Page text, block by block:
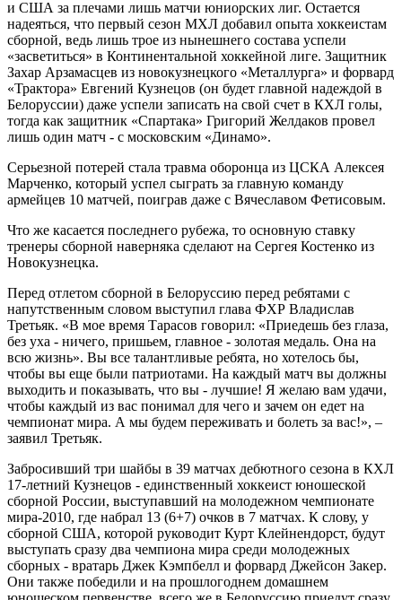
и США за плечами лишь матчи юниорских лиг. Остается
надеяться, что первый сезон МХЛ добавил опыта хоккеистам
сборной, ведь лишь трое из нынешнего состава успели
«засветиться» в Континентальной хоккейной лиге. Защитник
Захар Арзамасцев из новокузнецкого «Металлурга» и форвард
«Трактора» Евгений Кузнецов (он будет главной надеждой в
Белоруссии) даже успели записать на свой счет в КХЛ голы,
тогда как защитник «Спартака» Григорий Желдаков провел
лишь один матч - с московским «Динамо».
Серьезной потерей стала травма оборонца из ЦСКА Алексея
Марченко, который успел сыграть за главную команду
армейцев 10 матчей, поиграв даже с Вячеславом Фетисовым.
Что же касается последнего рубежа, то основную ставку
тренеры сборной наверняка сделают на Сергея Костенко из
Новокузнецка.
Перед отлетом сборной в Белоруссию перед ребятами с
напутственным словом выступил глава ФХР Владислав
Третьяк. «В мое время Тарасов говорил: «Приедешь без глаза,
без уха - ничего, пришьем, главное - золотая медаль. Она на
всю жизнь». Вы все талантливые ребята, но хотелось бы,
чтобы вы еще были патриотами. На каждый матч вы должны
выходить и показывать, что вы - лучшие! Я желаю вам удачи,
чтобы каждый из вас понимал для чего и зачем он едет на
чемпионат мира. А мы будем переживать и болеть за вас!», –
заявил Третьяк.
Забросивший три шайбы в 39 матчах дебютного сезона в КХЛ
17-летний Кузнецов - единственный хоккеист юношеской
сборной России, выступавший на молодежном чемпионате
мира-2010, где набрал 13 (6+7) очков в 7 матчах. К слову, у
сборной США, которой руководит Курт Клейнендорст, будут
выступать сразу два чемпиона мира среди молодежных
сборных - вратарь Джек Кэмпбелл и форвард Джейсон Закер.
Они также победили и на прошлогоднем домашнем